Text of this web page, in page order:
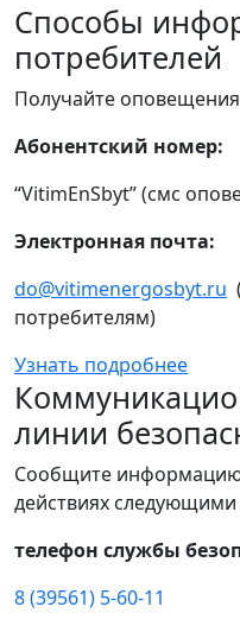
Способы
потребителей
Получайте
Абонентский номер:
“VitimEnSbyt” (смс
Электронная почта:
do@vitimenergosbyt.ru
потребителям)
Узнать подробнее
линии
Сообщите
действиях
телефон службы
8 (39561) 5-60-11